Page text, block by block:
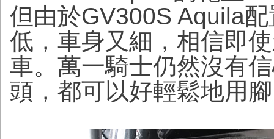
但由於GV300S Aquila
低，車身又細，相信即
車。萬一騎士仍然沒有
頭，都可以好輕鬆地用